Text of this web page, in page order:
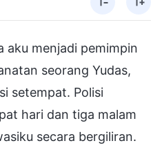
aku menjadi pemimpin
seorang Yudas,
setempat. Polisi
hari dan tiga malam
secara bergiliran.